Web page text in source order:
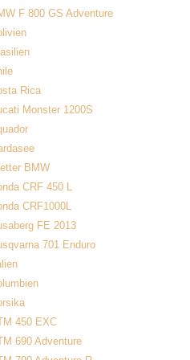
F 800 GS Adventure
Rica
Monster 1200S
BMW
CRF 450 L
CRF1000L
FE 2013
701 Enduro
450 EXC
690 Adventure